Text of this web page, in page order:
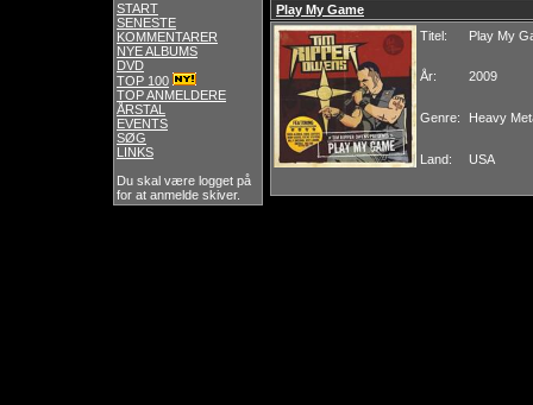
START
SENESTE
KOMMENTARER
NYE ALBUMS
DVD
TOP 100
TOP ANMELDERE
ÅRSTAL
EVENTS
SØG
LINKS
Du skal være logget på
for at anmelde skiver.
Play My Game
Titel:
Play My
År: 2009
Genre: Heavy
Land: USA